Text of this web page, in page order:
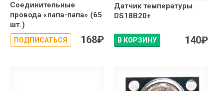
Соединительные
провода «папа-папа» (65
шт.)
ПОДПИСАТЬСЯ 168₽
Датчик температуры
DS18B20+
В КОРЗИНУ 140₽